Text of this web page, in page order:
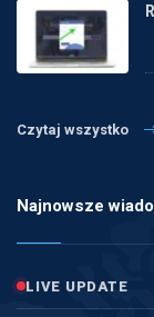
Czytaj wszystko
Najnowsze
LIVE UPDATE